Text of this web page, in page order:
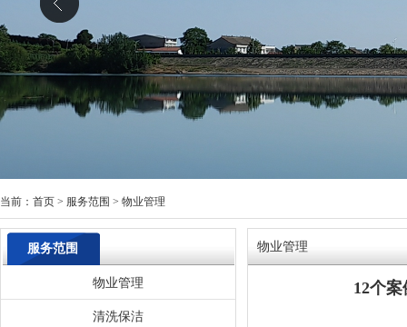
当前： 首页 > 服务范围 > 物业管理
服务范围
物业管理
清洗保洁
物业管理
12个